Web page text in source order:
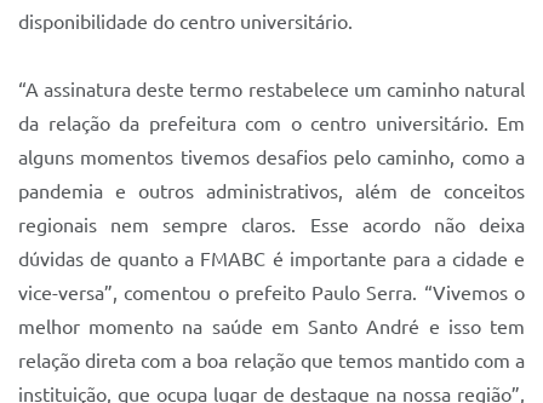
disponibilidade do centro universitário.
“A assinatura deste termo restabelece um caminho natural
da relação da prefeitura com o centro universitário. Em
alguns momentos tivemos desafios pelo caminho, como a
pandemia e outros administrativos, além de conceitos
regionais nem sempre claros. Esse acordo não deixa
dúvidas de quanto a FMABC é importante para a cidade e
vice-versa”, comentou o prefeito Paulo Serra. “Vivemos o
melhor momento na saúde em Santo André e isso tem
relação direta com a boa relação que temos mantido com a
instituição, que ocupa lugar de destaque na nossa região”,